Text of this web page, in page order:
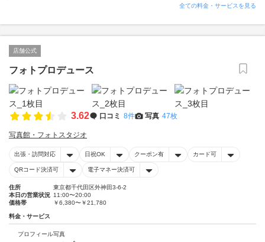
全ての料金・サービスを見る
店舗公式
フォトプロデュース
3.62 口コミ 8件 写真 47枚
写真館・フォトスタジオ
出張・訪問対応 日祝OK クーポン有 カード可
QRコード決済可 電子マネー決済可
住所
東京都千代田区外神田3-6-2
本日の営業状況 11:00〜20:00
価格帯
￥6,380〜￥21,780
料金・サービス
プロフィール写真